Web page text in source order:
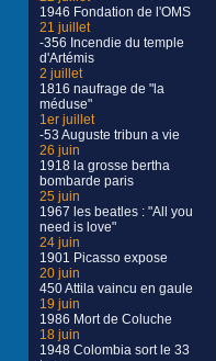
1946 Fondation de l'OMS
21 juillet
-356 Incendie du temple
d'Artémis
2 juillet
1816 naufrage de "la
méduse"
1er juillet
-53 Auguste tribun a vie
26 juin
1918 la grosse bertha
bombarde paris
25 juin
1967 les beatles : "All you
need is love"
24 juin
1901 Picasso expose
20 juin
450 Attila vaincu en gaule
19 juin
1986 Mort de Coluche
18 juin
1948 Colombia sort le 33